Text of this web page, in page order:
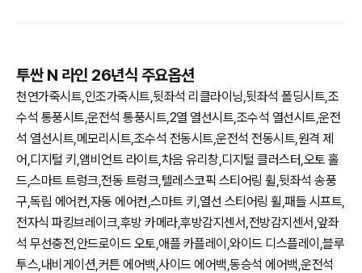
투싼 N 라인 26년식 주요옵션
천연가죽시트,인조가죽시트,뒷좌석 리클라이닝,뒷좌석 폴딩시트,조
수석 통풍시트,운전석 통풍시트,2열 열선시트,조수석 열선시트,운전
석 열선시트,메모리시트,조수석 전동시트,운전석 전동시트,원격 제
어,디지털 키,앰비언트 라이트,차음 유리창,디지털 클러스터,오토 홀
드,스마트 트렁크,전동 트렁크,텔레스코픽 스티어링 휠,뒷좌석 송풍
구,독립 에어컨,자동 에어컨,스마트 키,열선 스티어링 휠,패들 시프트,
전자식 파킹브레이크,후방 카메라,후방감지센서,전방감지센서,앞좌
석 무선충전,안드로이드 오토,애플 카플레이,와이드 디스플레이,블루
투스,내비게이션,커튼 에어백,사이드 에어백,동승석 에어백,운전석